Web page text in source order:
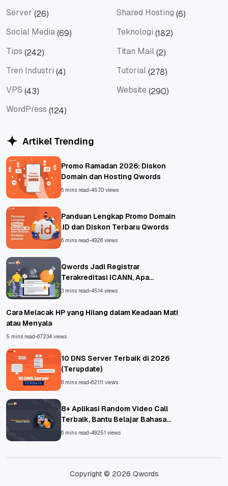
Server (26) Shared Hosting (6)
Social Media(69) Teknologi (182)
Tips (242) Titan Mail(2)
Tren Industri (4) Tutorial(278)
VPS (43) Website (290)
WordPress (124)
Artikel Trending
Promo Ramadan 2026: Diskon
Domain dan Hosting Qwords
6 mins read•4570 views
Panduan Lengkap Promo Domain
.ID dan Diskon Terbaru Qwords
6 mins read•4928 views
Qwords Jadi Registrar
Terakreditasi ICANN, Apa
Untungnya?
3 mins read•4514 views
Cara Melacak HP yang Hilang dalam Keadaan Mati
atau Menyala
5 mins read•67234 views
10 DNS Server Terbaik di 2026
(Terupdate)
8 mins read•62111 views
8+ Aplikasi Random Video Call
Terbaik, Bantu Belajar Bahasa
Asing!
6 mins read•49251 views
Copyright © 2026 Qwords